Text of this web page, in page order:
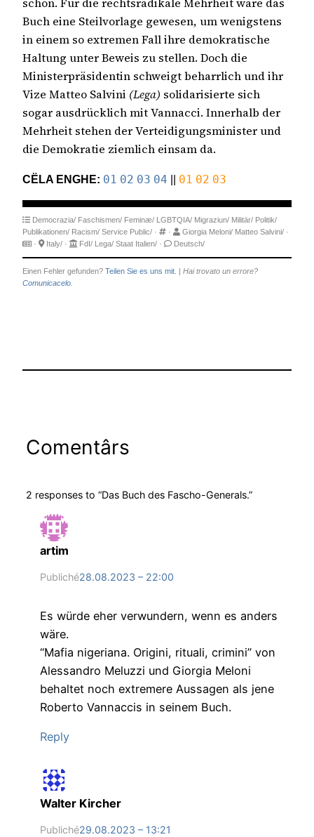
Buch eine Steilvorlage gewesen, um wenigstens
in einem so extremen Fall ihre demokratische
Haltung unter Beweis zu stellen. Doch die
Ministerpräsidentin schweigt beharrlich und ihr
Vize Matteo Salvini (Lega) solidarisierte sich
sogar ausdrücklich mit Vannacci. Innerhalb der
Mehrheit stehen der Verteidigungsminister und
die Demokratie ziemlich einsam da.
CËLA ENGHE: 01 02 03 04 || 01 02 03
Democrazia/ Faschismen/ Feminæ/ LGBTQIA/ Migraziun/ Militär/ Politik/
Publikationen/ Racism/ Service Public/ · · Giorgia Meloni/ Matteo Salvini/ ·
·
Italy/ · FdI/ Lega/ Staat Italien/ · Deutsch/
Einen Fehler gefunden? Teilen Sie es uns mit. | Hai trovato un errore?
Comunicacelo.
Comentârs
2 responses to “Das Buch des Fascho-Generals.”
artim
Publiché28.08.2023 – 22:00
Es würde eher verwundern, wenn es anders
wäre.
“Mafia nigeriana. Origini, rituali, crimini” von
Alessandro Meluzzi und Giorgia Meloni
behaltet noch extremere Aussagen als jene
Roberto Vannaccis in seinem Buch.
Reply
Walter Kircher
Publiché29.08.2023 – 13:21